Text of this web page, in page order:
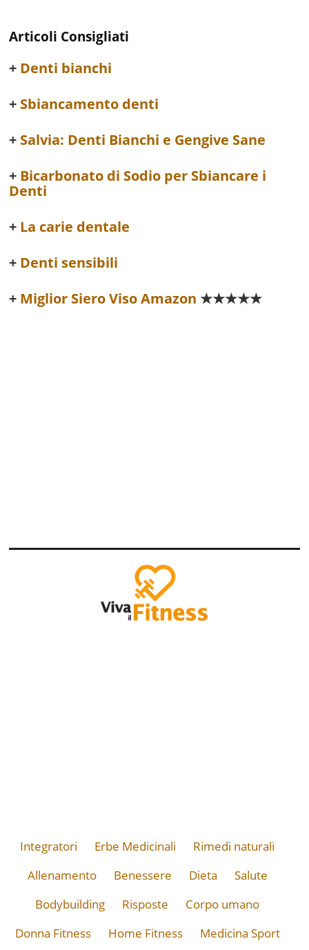
Articoli Consigliati
Denti bianchi
Sbiancamento denti
Salvia: Denti Bianchi e Gengive Sane
Bicarbonato di Sodio per Sbiancare i
Denti
La carie dentale
Denti sensibili
Miglior Siero Viso Amazon ★★★★★
Integratori Erbe Medicinali
Rimedi naturali
Allenamento
Benessere Dieta
Salute
Bodybuilding
Risposte
Corpo umano
Donna Fitness
Home Fitness Medicina Sport